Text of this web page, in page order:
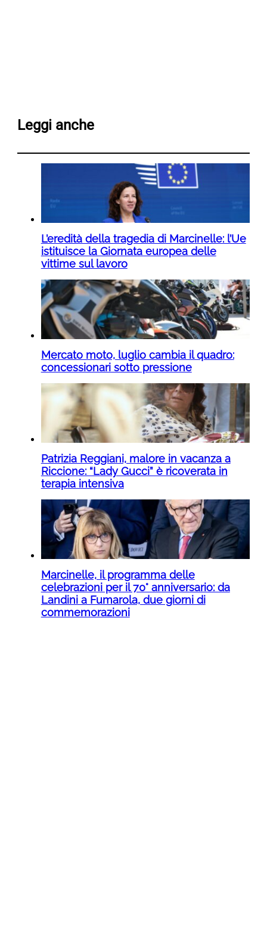
Leggi anche
L’eredità della tragedia di Marcinelle: l’Ue
istituisce la Giornata europea delle
vittime sul lavoro
Mercato moto, luglio cambia il quadro:
concessionari sotto pressione
Patrizia Reggiani, malore in vacanza a
Riccione: “Lady Gucci” è ricoverata in
terapia intensiva
Marcinelle, il programma delle
celebrazioni per il 70° anniversario: da
Landini a Fumarola, due giorni di
commemorazioni